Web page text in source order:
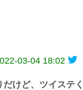
03-04 18:02
けど、ツイステ